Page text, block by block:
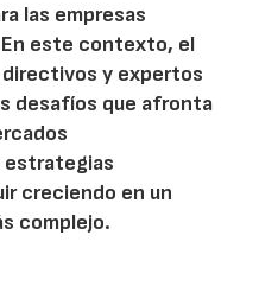
las empresas
este contexto, el
directivos y expertos
desafíos que afronta
estrategias
creciendo en un
complejo.